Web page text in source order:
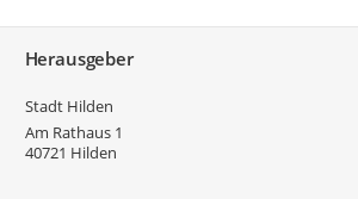
Herausgeber
Stadt Hilden
Am Rathaus 1
40721 Hilden